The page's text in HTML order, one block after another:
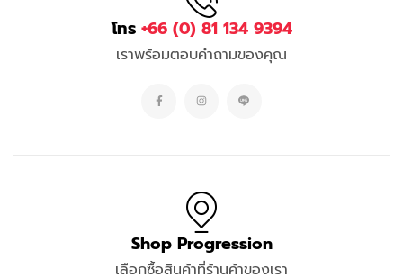
โทร +66 (0) 81 134 9394
เราพร้อมตอบคำถามของคุณ
Shop Progression
เลือกซื้อสินค้าที่ร้านค้าของเรา